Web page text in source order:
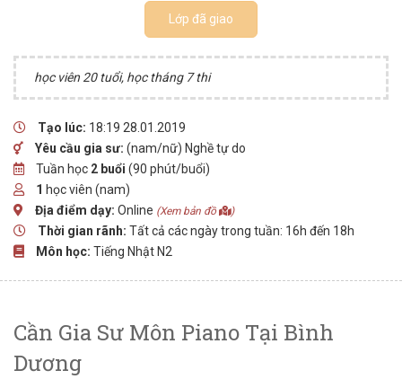
Lớp đã giao
học viên 20 tuổi, học tháng 7 thi
Tạo lúc: 18:19 28.01.2019
Yêu cầu gia sư: (nam/nữ) Nghề tự do
Tuần học 2 buổi (90 phút/buổi)
1 học viên (nam)
Địa điểm dạy: Online (Xem bản đồ )
Thời gian rãnh: Tất cả các ngày trong tuần: 16h đến 18h
Môn học: Tiếng Nhật N2
Cần Gia Sư Môn Piano Tại Bình
Dương